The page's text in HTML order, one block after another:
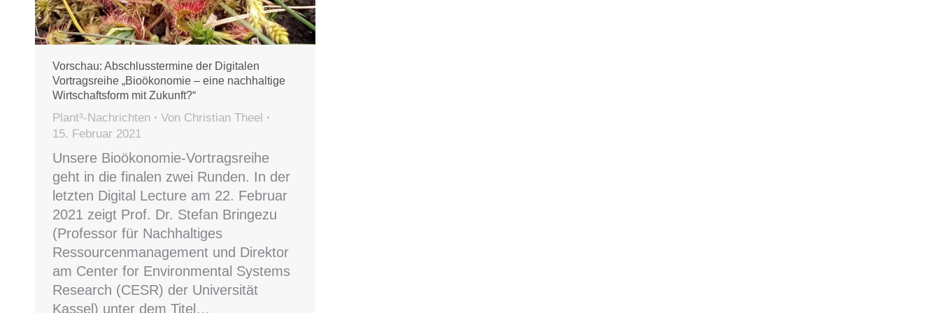
Vorschau: Abschlusstermine der Digitalen
Vortragsreihe „Bioökonomie – eine nachhaltige
Wirtschaftsform mit Zukunft?“
Plant³-Nachrichten Von Christian Theel
15. Februar 2021
Unsere Bioökonomie-Vortragsreihe
geht in die finalen zwei Runden. In der
letzten Digital Lecture am 22. Februar
2021 zeigt Prof. Dr. Stefan Bringezu
(Professor für Nachhaltiges
Ressourcenmanagement und Direktor
am Center for Environmental Systems
Research (CESR) der Universität
Kassel) unter dem Titel…